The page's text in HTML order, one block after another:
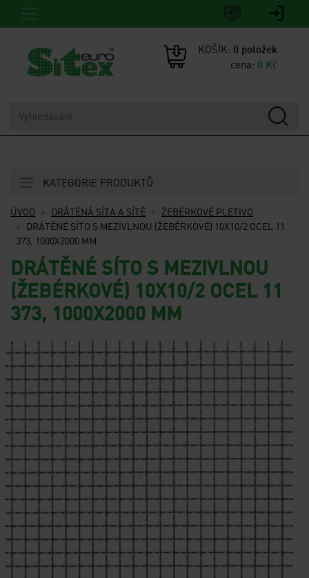
KOŠÍK: 0 položek
cena: 0 Kč
ÚVOD DRÁTĚNÁ SÍTA A SÍTĚ
ŽEBÉRKOVÉ PLETIVO
DRÁTĚNÉ SÍTO S MEZIVLNOU (ŽEBÉRKOVÉ) 10X10/2 OCEL 11
373, 1000X2000 MM
DRÁTĚNÉ SÍTO S MEZIVLNOU
(ŽEBÉRKOVÉ) 10X10/2 OCEL 11
373, 1000X2000 MM
KATEGORIE PRODUKTŮ